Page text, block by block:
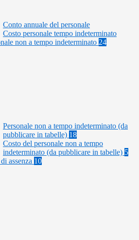
Conto annuale del personale
Costo personale tempo indeterminato
non a tempo indeterminato 24
Personale non a tempo indeterminato (da
pubblicare in tabelle) 18
Costo del personale non a tempo
indeterminato (da pubblicare in tabelle) 5
assenza 10